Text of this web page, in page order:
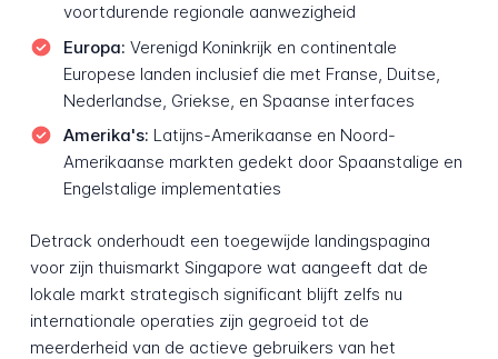
voortdurende regionale aanwezigheid
Europa: Verenigd Koninkrijk en continentale
Europese landen inclusief die met Franse, Duitse,
Nederlandse, Griekse, en Spaanse interfaces
Amerika's: Latijns-Amerikaanse en Noord-
Amerikaanse markten gedekt door Spaanstalige en
Engelstalige implementaties
Detrack onderhoudt een toegewijde landingspagina
voor zijn thuismarkt Singapore wat aangeeft dat de
lokale markt strategisch significant blijft zelfs nu
internationale operaties zijn gegroeid tot de
meerderheid van de actieve gebruikers van het